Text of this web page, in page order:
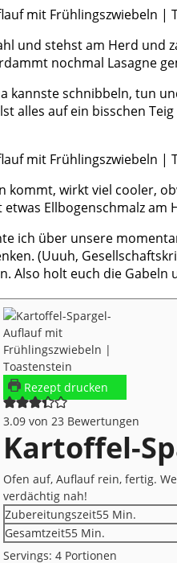
und stehst am Herd und
nochmal Lasagne
kannste schnibbeln, tun
alles auf ein bisschen
kommt, wirkt viel cooler,
Ellbogenschmalz am
ich über unsere
(Uuuh,
Also holt euch die
Rezept drucken
3.09von 23Bewertungen
Kartoffel-
Ofen auf, Auflauf rein, fertig.
verdächtig nah!
Zubereitungszeit55Minuten
Min.
Gesamtzeit55Minuten
Min.
Servings: 4 Portionen